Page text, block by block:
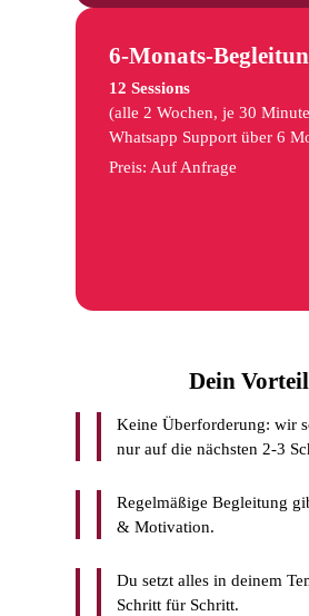
6-Monats-
12 Sessions
(alle 2 Wochen, je 30
Whatsapp Support über 6
Preis: Auf Anfrage
Dein Vorteil
Keine Überforderung: wir
nur auf die nächsten 2-3
Regelmäßige Begleitung
& Motivation.
Du setzt alles in deinem
Schritt für Schritt.